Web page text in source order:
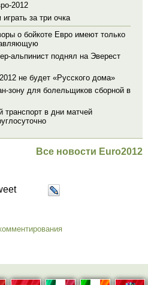
2012
за три очка
о бойкоте Евро имеют только
альпинист поднял на Эверест
не будет «Русского дома»
зону для болельщиков сборной в
транспорт в дни матчей
Все новости Euro2012